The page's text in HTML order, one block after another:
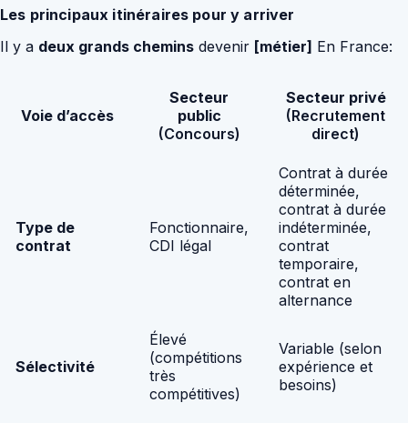
Les principaux itinéraires pour y arriver
Il y a deux grands chemins devenir [métier] En France:
Voie d’accès
Secteur
public
(Concours)
Secteur privé
(Recrutement
direct)
Type de
contrat
Fonctionnaire,
CDI légal
Contrat à durée
déterminée,
contrat à durée
indéterminée,
contrat
temporaire,
contrat en
alternance
Sélectivité
Élevé
(compétitions
très
compétitives)
Variable (selon
expérience et
besoins)